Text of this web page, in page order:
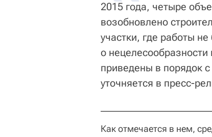
2015 года, четыре
возобновлено
участки, где работы
о
приведены в порядок
уточняется в пресс-
Как отмечается в нем,